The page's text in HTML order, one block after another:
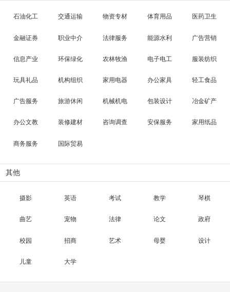
石油化工 交通运输 物资专材 体育用品 医药卫生
金融证券 职业中介 法律服务 能源水利 广告营销
信息产业 环保绿化 农林牧渔 电子电工 服装纺织
玩具礼品 机构组织 家用电器 办公家具 轻工食品
广告服务 旅游休闲 机械机电 包装设计 冶金矿产
办公文教 装修建材 咨询调查 安保服务 家用纸品
商务服务 国际贸易
其他
摄影 英语 考试 教学 琴棋
曲艺 宠物 法律 论文 政府
校园 招商 艺术 母婴 设计
儿童 大学